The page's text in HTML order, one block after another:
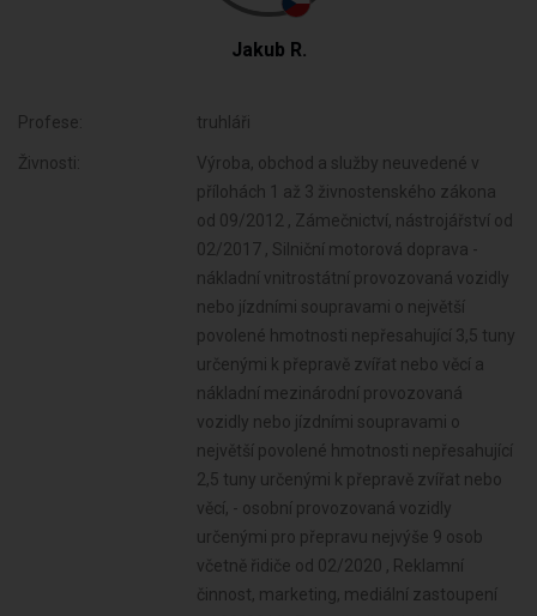
Jakub R.
Profese: truhláři
Živnosti:
Výroba, obchod a služby neuvedené v
přílohách 1 až 3 živnostenského zákona
od 09/2012 , Zámečnictví, nástrojářství od
02/2017 , Silniční motorová doprava -
nákladní vnitrostátní provozovaná vozidly
nebo jízdními soupravami o největší
povolené hmotnosti nepřesahující 3,5 tuny
určenými k přepravě zvířat nebo věcí a
nákladní mezinárodní provozovaná
vozidly nebo jízdními soupravami o
největší povolené hmotnosti nepřesahující
2,5 tuny určenými k přepravě zvířat nebo
věcí, - osobní provozovaná vozidly
určenými pro přepravu nejvýše 9 osob
včetně řidiče od 02/2020 , Reklamní
činnost, marketing, mediální zastoupení